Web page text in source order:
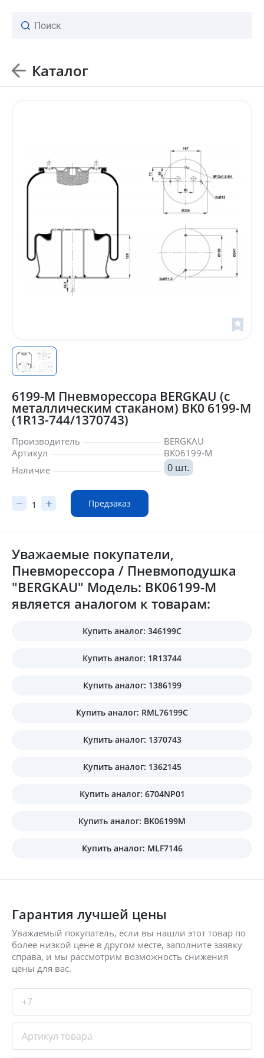
Каталог
6199-M Пневморессора BERGKAU (с
металлическим стаканом) BK0 6199-M
(1R13-744/1370743)
Производитель
BERGKAU
Артикул
BK06199-M
Наличие
0 шт.
Предзаказ
Уважаемые покупатели,
Пневморессора / Пневмоподушка
"BERGKAU" Модель: BK06199-M
является аналогом к товарам:
Купить аналог: 346199C
Купить аналог: 1R13744
Купить аналог: 1386199
Купить аналог: RML76199C
Купить аналог: 1370743
Купить аналог: 1362145
Купить аналог: 6704NP01
Купить аналог: BK06199M
Купить аналог: MLF7146
Гарантия лучшей цены
Уважаемый покупатель, если вы нашли этот товар по
более низкой цене в другом месте, заполните заявку
справа, и мы рассмотрим возможность снижения
цены для вас.